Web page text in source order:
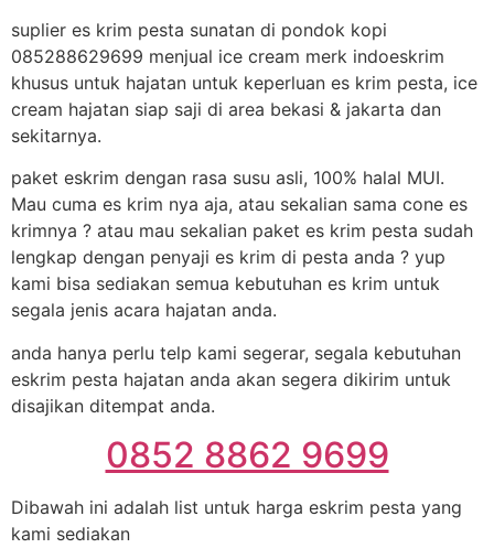
suplier es krim pesta sunatan di pondok kopi
085288629699 menjual ice cream merk indoeskrim
khusus untuk hajatan untuk keperluan es krim pesta, ice
cream hajatan siap saji di area bekasi & jakarta dan
sekitarnya.
paket eskrim dengan rasa susu asli, 100% halal MUI.
Mau cuma es krim nya aja, atau sekalian sama cone es
krimnya ? atau mau sekalian paket es krim pesta sudah
lengkap dengan penyaji es krim di pesta anda ? yup
kami bisa sediakan semua kebutuhan es krim untuk
segala jenis acara hajatan anda.
anda hanya perlu telp kami segerar, segala kebutuhan
eskrim pesta hajatan anda akan segera dikirim untuk
disajikan ditempat anda.
0852 8862 9699
Dibawah ini adalah list untuk harga eskrim pesta yang
kami sediakan